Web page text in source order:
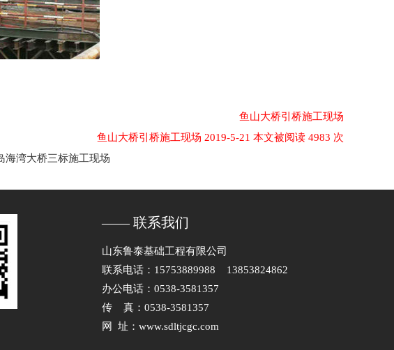
鱼山大桥引桥施工现场
鱼山大桥引桥施工现场 2019-5-21 本文被阅读 4983 次
海湾大桥三标施工现场
—— 联系我们
山东鲁泰基础工程有限公司
联系电话：15753889988 13853824862
办公电话：0538-3581357
传 真：0538-3581357
网 址：www.sdltjcgc.com